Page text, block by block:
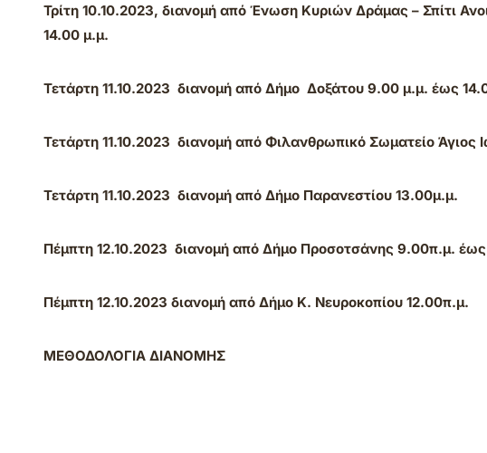
Τρίτη 10.10.2023, διανομή από Ένωση Κυριών Δράμας – Σπίτι
14.00 μ.μ.
Τετάρτη 11.10.2023 διανομή από Δήμο Δοξάτου 9.00 μ.μ. έως
Τετάρτη 11.10.2023 διανομή από Φιλανθρωπικό Σωματείο
Τετάρτη 11.10.2023 διανομή από Δήμο Παρανεστίου 13.00μ.μ.
Πέμπτη 12.10.2023 διανομή από Δήμο Προσοτσάνης 9.00π.μ.
Πέμπτη 12.10.2023 διανομή από Δήμο Κ. Νευροκοπίου 12.00π.μ.
ΜΕΘΟΔΟΛΟΓΙΑ ΔΙΑΝΟΜΗΣ